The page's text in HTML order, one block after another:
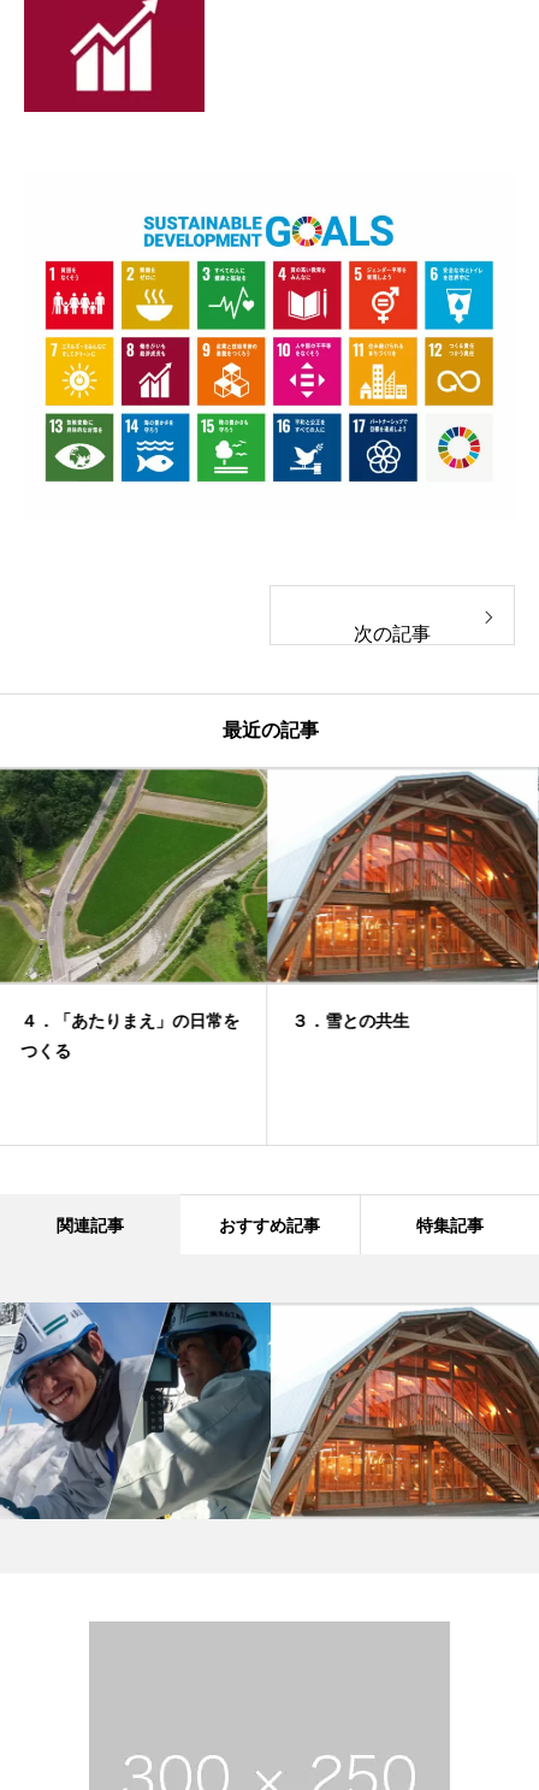
次の記事
最近の記事
３．雪との共生
２．建設の新しい働き方を目
関連記事 おすすめ記事 特集記事